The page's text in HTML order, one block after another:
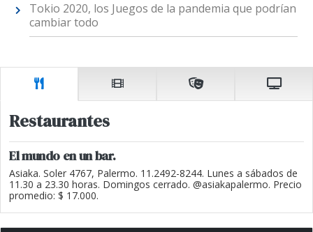
Tokio 2020, los Juegos de la pandemia que podrían
cambiar todo
Restaurantes
El mundo en un bar.
Asiaka. Soler 4767, Palermo. 11.2492-8244. Lunes a sábados de
11.30 a 23.30 horas. Domingos cerrado. @asiakapalermo. Precio
promedio: $ 17.000.